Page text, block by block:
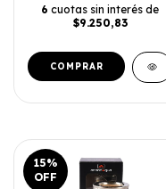
6 cuotas sin interés de
$9.250,83
COMPRAR
15%
OFF